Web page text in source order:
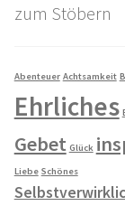
zum Stöbern
Abenteuer Achtsamkeit
Ehrliches
Gebet Glück
Liebe Schönes